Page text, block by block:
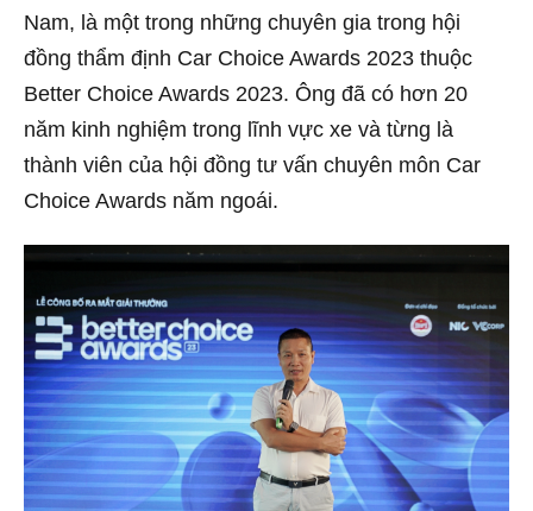
Nam, là một trong những chuyên gia trong hội
đồng thẩm định Car Choice Awards 2023 thuộc
Better Choice Awards 2023. Ông đã có hơn 20
năm kinh nghiệm trong lĩnh vực xe và từng là
thành viên của hội đồng tư vấn chuyên môn Car
Choice Awards năm ngoái.